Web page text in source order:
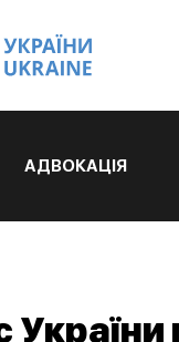
АДВОКАЦІЯ